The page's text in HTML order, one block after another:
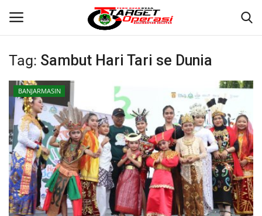
Login Register
Home
Contact
BANJARMASIN
KRIMINAL
Tag: Sambut Hari Tari se Dunia
BANJARMASIN